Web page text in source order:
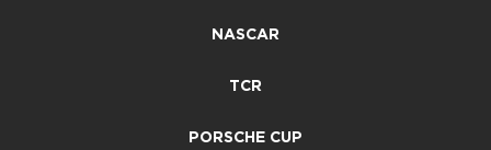
NASCAR
TCR
PORSCHE CUP